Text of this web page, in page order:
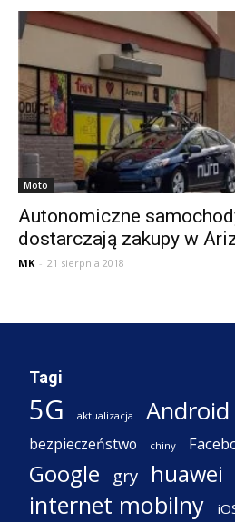
Moto
Autonomiczne
dostarczają zakupy w
MK - 21 sierpnia 2018
Tagi
5G aktualizacja Android
bezpieczeństwo chiny
Google gry huawei
internet mobilny